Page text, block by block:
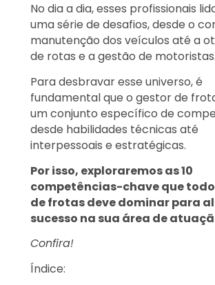
No dia a dia, esses profissionais
uma série de desafios, desde o
manutenção dos veículos até a
de rotas e a gestão de motoristas.
Para desbravar esse universo, é
fundamental que o gestor de
um conjunto específico de
desde habilidades técnicas até
interpessoais e estratégicas.
Por isso, exploraremos as 10
competências-chave que
de frotas deve dominar para
sucesso na sua área de
Confira!
Índice: